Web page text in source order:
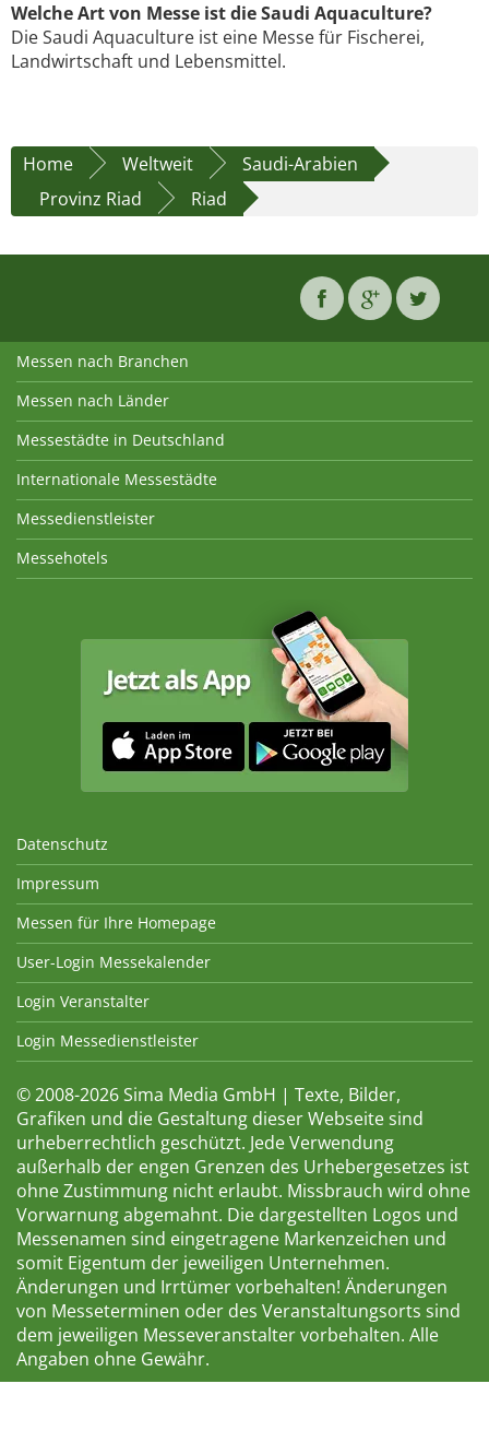
Welche Art von Messe ist die Saudi Aquaculture?
Die Saudi Aquaculture ist eine Messe für Fischerei,
Landwirtschaft und Lebensmittel.
Home Weltweit
Saudi-Arabien
Provinz Riad
Riad
Messen nach Branchen
Messen nach Länder
Messestädte in Deutschland
Internationale Messestädte
Messedienstleister
Messehotels
Datenschutz
Impressum
Messen für Ihre Homepage
User-Login Messekalender
Login Veranstalter
Login Messedienstleister
© 2008-2026 Sima Media GmbH | Texte, Bilder,
Grafiken und die Gestaltung dieser Webseite sind
urheberrechtlich geschützt. Jede Verwendung
außerhalb der engen Grenzen des Urhebergesetzes ist
ohne Zustimmung nicht erlaubt. Missbrauch wird ohne
Vorwarnung abgemahnt. Die dargestellten Logos und
Messenamen sind eingetragene Markenzeichen und
somit Eigentum der jeweiligen Unternehmen.
Änderungen und Irrtümer vorbehalten! Änderungen
von Messeterminen oder des Veranstaltungsorts sind
dem jeweiligen Messeveranstalter vorbehalten. Alle
Angaben ohne Gewähr.